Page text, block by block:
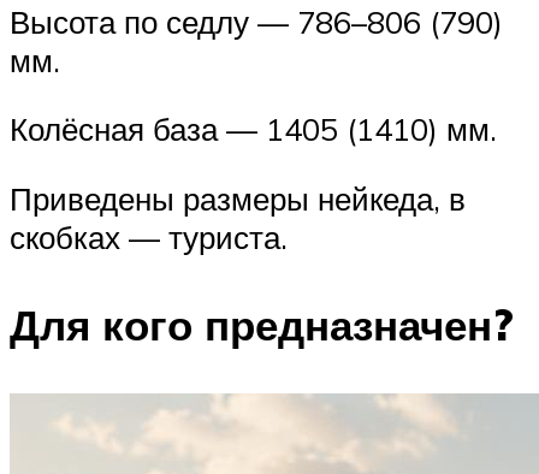
Высота по седлу — 786–806 (790)
мм.
Колёсная база — 1405 (1410) мм.
Приведены размеры нейкеда, в
скобках — туриста.
Для кого предназначен?